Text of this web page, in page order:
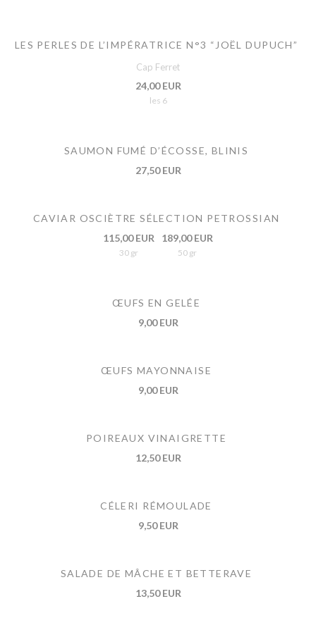
LES PERLES DE L’IMPÉRATRICE N°3 “JOËL DUPUCH”
Cap Ferret
24,00 EUR
les 6
SAUMON FUMÉ D’ÉCOSSE, BLINIS
27,50 EUR
CAVIAR OSCIÈTRE SÉLECTION PETROSSIAN
115,00 EUR
30 gr
189,00 EUR
50 gr
ŒUFS EN GELÉE
9,00 EUR
ŒUFS MAYONNAISE
9,00 EUR
POIREAUX VINAIGRETTE
12,50 EUR
CÉLERI RÉMOULADE
9,50 EUR
SALADE DE MÂCHE ET BETTERAVE
13,50 EUR